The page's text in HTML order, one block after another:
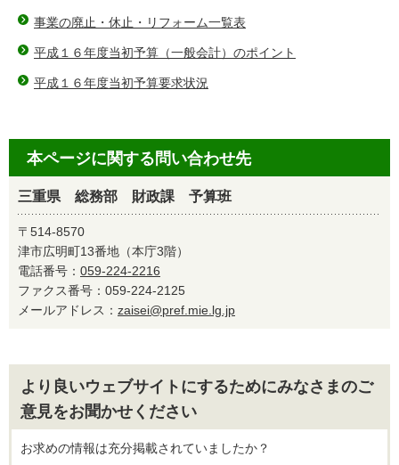
事業の廃止・休止・リフォーム一覧表
平成１６年度当初予算（一般会計）のポイント
平成１６年度当初予算要求状況
本ページに関する問い合わせ先
三重県 総務部 財政課 予算班
〒514-8570
津市広明町13番地（本庁3階）
電話番号： 059-224-2216
ファクス番号：059-224-2125
メールアドレス： zaisei@pref.mie.lg.jp
より良いウェブサイトにするためにみなさまのご
意見をお聞かせください
お求めの情報は充分掲載されていましたか？